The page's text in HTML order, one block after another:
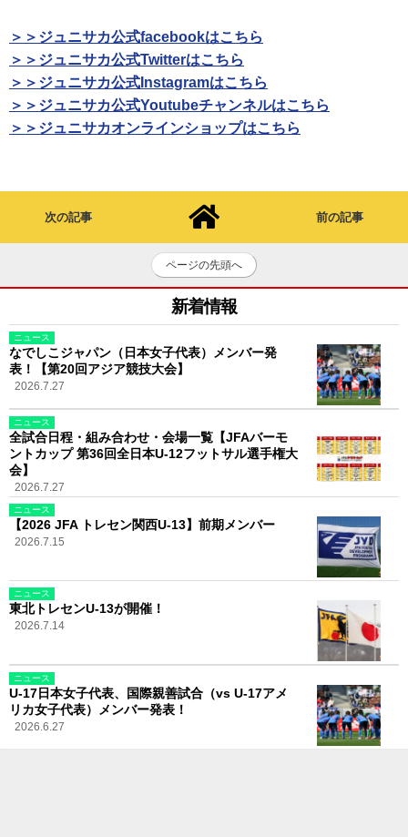
＞＞ジュニサカ公式facebookはこちら
＞＞ジュニサカ公式Twitterはこちら
＞＞ジュニサカ公式Instagramはこちら
＞＞ジュニサカ公式Youtubeチャンネルはこちら
＞＞ジュニサカオンラインショップはこちら
次の記事 前の記事
ページの先頭へ
新着情報
ニュース
なでしこジャパン（日本女子代表）メンバー発
表！【第20回アジア競技大会】
2026.7.27
ニュース
全試合日程・組み合わせ・会場一覧【JFAバーモ
ントカップ 第36回全日本U-12フットサル選手権大
会】
2026.7.27
ニュース
【2026 JFA トレセン関西U-13】前期メンバー
2026.7.15
ニュース
東北トレセンU-13が開催！
2026.7.14
ニュース
U-17日本女子代表、国際親善試合（vs U-17アメ
リカ女子代表）メンバー発表！
2026.6.27